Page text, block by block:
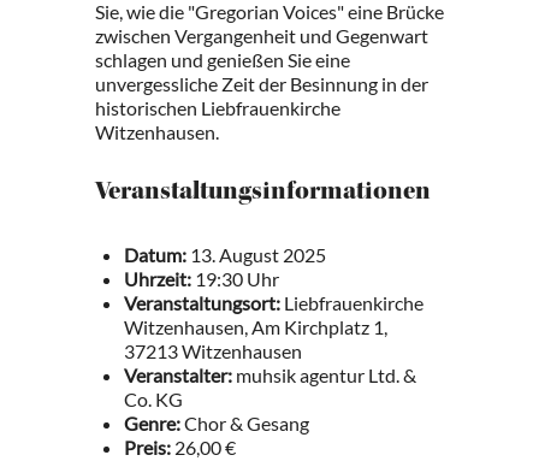
Sie, wie die "Gregorian Voices" eine Brücke
zwischen Vergangenheit und Gegenwart
schlagen und genießen Sie eine
unvergessliche Zeit der Besinnung in der
historischen Liebfrauenkirche
Witzenhausen.
Veranstaltungsinformationen
Datum: 13. August 2025
Uhrzeit: 19:30 Uhr
Veranstaltungsort: Liebfrauenkirche
Witzenhausen, Am Kirchplatz 1,
37213 Witzenhausen
Veranstalter: muhsik agentur Ltd. &
Co. KG
Genre:Chor & Gesang
Preis: 26,00 €